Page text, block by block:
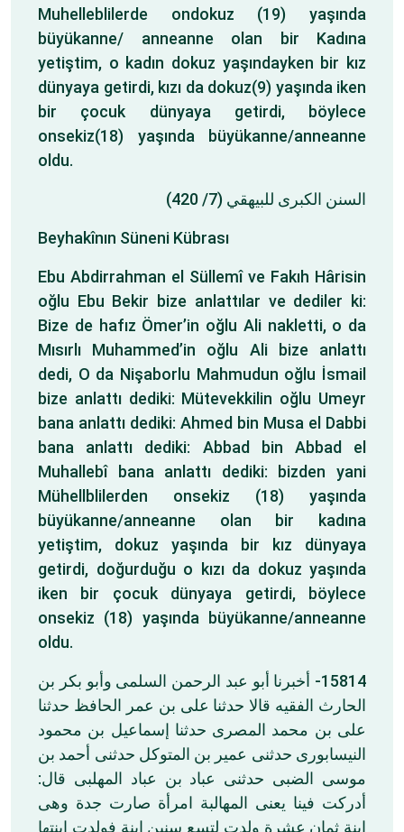
Muhelleblilerde ondokuz (19) yaşında
büyükanne/ anneanne olan bir Kadına
yetiştim, o kadın dokuz yaşındayken bir kız
dünyaya getirdi, kızı da dokuz(9) yaşında iken
bir çocuk dünyaya getirdi, böylece
onsekiz(18) yaşında büyükanne/anneanne
oldu.
السنن الكبرى للبيهقي (7/ 420)
Beyhakînın Süneni Kübrası
Ebu Abdirrahman el Süllemî ve Fakıh Hârisin
oğlu Ebu Bekir bize anlattılar ve dediler ki:
Bize de hafız Ömer’in oğlu Ali nakletti, o da
Mısırlı Muhammed’in oğlu Ali bize anlattı
dedi, O da Nişaborlu Mahmudun oğlu İsmail
bize anlattı dediki: Mütevekkilin oğlu Umeyr
bana anlattı dediki: Ahmed bin Musa el Dabbi
bana anlattı dediki: Abbad bin Abbad el
Muhallebî bana anlattı dediki: bizden yani
Mühellblilerden onsekiz (18) yaşında
büyükanne/anneanne olan bir kadına
yetiştim, dokuz yaşında bir kız dünyaya
getirdi, doğurduğu o kızı da dokuz yaşında
iken bir çocuk dünyaya getirdi, böylece
onsekiz (18) yaşında büyükanne/anneanne
oldu.
15814- أخبرنا أبو عبد الرحمن السلمى وأبو بكر بن
الحارث الفقيه قالا حدثنا على بن عمر الحافظ حدثنا
على بن محمد المصرى حدثنا إسماعيل بن محمود
النيسابورى حدثنى عمير بن المتوكل حدثنى أحمد بن
موسى الضبى حدثنى عباد بن عباد المهلبى قال:
أدركت فينا يعنى المهالبة امرأة صارت جدة وهى
ابنة ثمان عشرة ولدت لتسع سنين ابنة فولدت ابنتها